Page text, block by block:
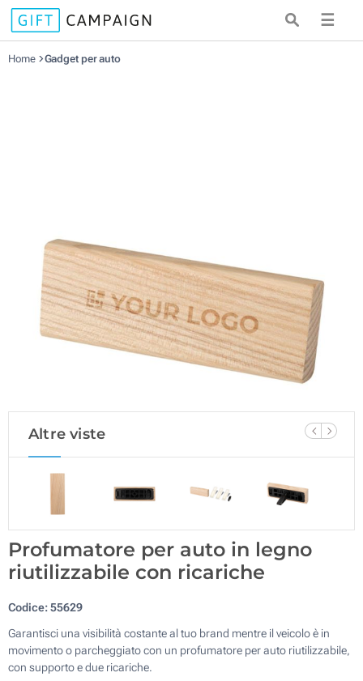
☰
Home Gadget per auto
Altre viste
Profumatore per auto in legno
riutilizzabile con ricariche
Codice:55629
Garantisci una visibilità costante al tuo brand mentre il veicolo è in
movimento o parcheggiato con un profumatore per auto riutilizzabile,
con supporto e due ricariche.